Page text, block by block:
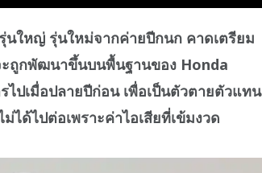
นใหญ่ รุ่นใหม่จากค่ายปีกนก คาดเตรียม
ะถูกพัฒนาขึ้นบนพื้นฐานของ Honda
ไปเมื่อปลายปีก่อน เพื่อเป็นตัวตายตัวแทน
ได้ไปต่อเพราะค่าไอเสียที่เข้มงวด